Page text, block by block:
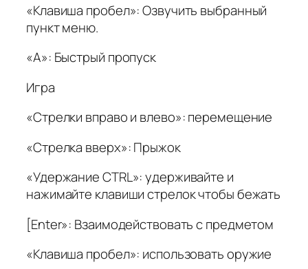
«Клавиша пробел»: Озвучить выбранный
пункт меню.
«A»: Быстрый пропуск
Игра
«Стрелки вправо и влево»: перемещение
«Стрелка вверх»: Прыжок
«Удержание CTRL»: удерживайте и
нажимайте клавиши стрелок чтобы бежать
[Enter»: Взаимодействовать с предметом
«Клавиша пробел»: использовать оружие